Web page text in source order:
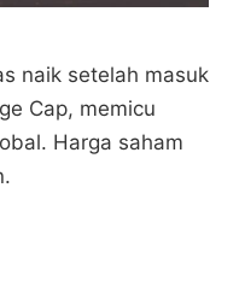
naik setelah masuk
Cap, memicu
Harga saham